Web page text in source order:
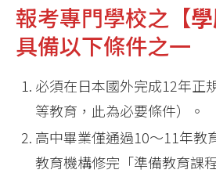
報考專門學校之【
具備以下條件之一
必須在日本國外完成12年正
等教育，此為必要條件）。
高中畢業僅通過10～11年教
教育機構修完「準備教育課